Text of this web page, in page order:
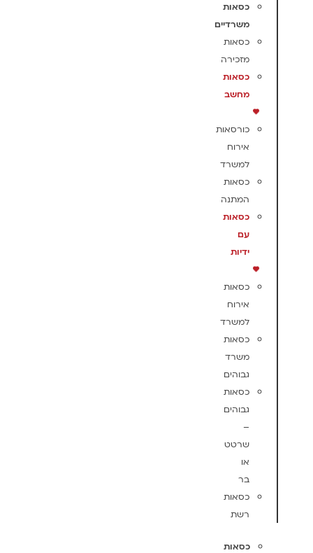
כסאות
משרדיים
כסאות
מזכירה
כסאות
מחשב
כורסאות
אירוח
למשרד
כסאות
המתנה
כסאות
עם
ידיות
כסאות
אירוח
למשרד
כסאות
משרד
גבוהים
כסאות
גבוהים
–
שרטט
או
בר
כסאות
רשת
כסאות